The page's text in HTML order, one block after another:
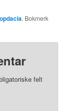
opdacia. Bokmerk
felt